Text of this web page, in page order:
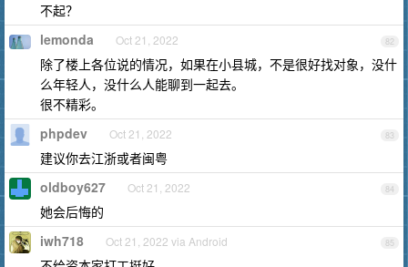
不起？
82
lemonda Oct 21, 2022
除了楼上各位说的情况，如果在小县城，不是很好找对象，没什
么年轻人，没什么人能聊到一起去。
很不精彩。
83
phpdev Oct 21, 2022
建议你去江浙或者闽粤
84
oldboy627 Oct 21, 2022
她会后悔的
85
iwh718 Oct 21, 2022 via Android